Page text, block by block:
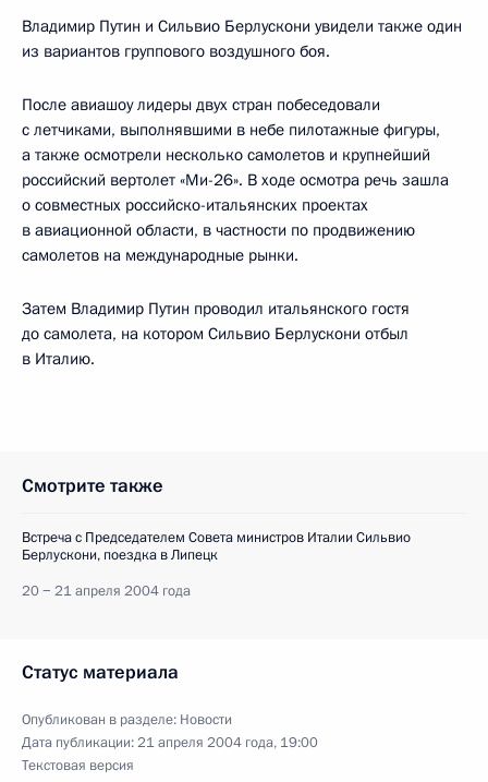
Владимир Путин и Сильвио Берлускони увидели также один
из вариантов группового воздушного боя.
После авиашоу лидеры двух стран побеседовали
с летчиками, выполнявшими в небе пилотажные фигуры,
а также осмотрели несколько самолетов и крупнейший
российский вертолет «Ми-26». В ходе осмотра речь зашла
о совместных российско-итальянских проектах
в авиационной области, в частности по продвижению
самолетов на международные рынки.
Затем Владимир Путин проводил итальянского гостя
до самолета, на котором Сильвио Берлускони отбыл
в Италию.
Смотрите также
Встреча с Председателем Совета министров Италии Сильвио
Берлускони, поездка в Липецк
20 − 21 апреля 2004 года
Статус материала
Опубликован в разделе: Новости
Дата публикации:21 апреля 2004 года, 19:00
Текстовая версия